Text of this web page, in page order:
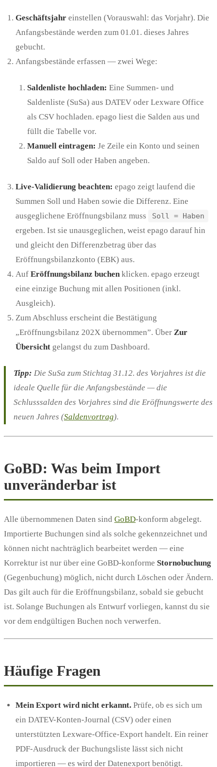
Geschäftsjahr einstellen (Vorauswahl: das Vorjahr). Die
Anfangsbestände werden zum 01.01. dieses Jahres
gebucht.
Anfangsbestände erfassen — zwei Wege:
Saldenliste hochladen: Eine Summen- und
Saldenliste (SuSa) aus DATEV oder Lexware Office
als CSV hochladen. epago liest die Salden aus und
füllt die Tabelle vor.
Manuell eintragen: Je Zeile ein Konto und seinen
Saldo auf Soll oder Haben angeben.
Live-Validierung beachten: epago zeigt laufend die
Summen Soll und Haben sowie die Differenz. Eine
ausgeglichene Eröffnungsbilanz muss
Soll = Haben
ergeben. Ist sie unausgeglichen, weist epago darauf hin
und gleicht den Differenzbetrag über das
Eröffnungsbilanzkonto (EBK) aus.
Auf Eröffnungsbilanz buchenklicken. epago erzeugt
eine einzige Buchung mit allen Positionen (inkl.
Ausgleich).
Zum Abschluss erscheint die Bestätigung
„Eröffnungsbilanz 202X übernommen”. Über Zur
Übersicht gelangst du zum Dashboard.
Tipp: Die SuSa zum Stichtag 31.12. des Vorjahres ist die
ideale Quelle für die Anfangsbestände — die
Schlusssalden des Vorjahres sind die Eröffnungswerte des
neuen Jahres (Saldenvortrag).
GoBD: Was beim Import
unveränderbar ist
Alle übernommenen Daten sind GoBD-konform abgelegt.
Importierte Buchungen sind als solche gekennzeichnet und
können nicht nachträglich bearbeitet werden — eine
Korrektur ist nur über eine GoBD-konforme Stornobuchung
(Gegenbuchung) möglich, nicht durch Löschen oder Ändern.
Das gilt auch für die Eröffnungsbilanz, sobald sie gebucht
ist. Solange Buchungen als Entwurf vorliegen, kannst du sie
vor dem endgültigen Buchen noch verwerfen.
Häufige Fragen
Mein Export wird nicht erkannt. Prüfe, ob es sich um
ein DATEV-Konten-Journal (CSV) oder einen
unterstützten Lexware-Office-Export handelt. Ein reiner
PDF-Ausdruck der Buchungsliste lässt sich nicht
importieren — es wird der Datenexport benötigt.